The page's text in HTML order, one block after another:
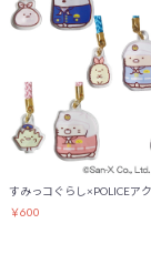
￥600